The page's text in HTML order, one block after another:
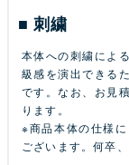
刺繍
本体への刺繍によ
級感を演出できる
です。なお、お見
ります。
※商品本体の仕様
ございます。何卒